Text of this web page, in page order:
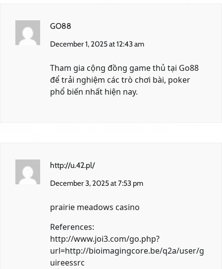
GO88
December 1, 2025 at 12:43 am
Tham gia cộng đồng game thủ tại Go88
để trải nghiệm các trò chơi bài, poker
phổ biến nhất hiện nay.
http://u.42.pl/
December 3, 2025 at 7:53 pm
prairie meadows casino
References:
http://www.joi3.com/go.php?
url=http://bioimagingcore.be/q2a/user/g
uireessrc